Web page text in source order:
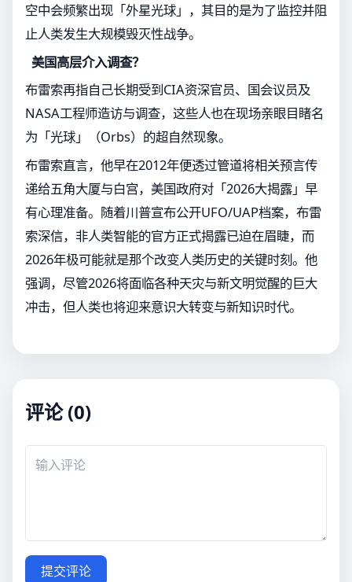
空中会频繁出现「外星光球」，其目的是为了监控并阻
止人类发生大规模毁灭性战争。
美国高层介入调查？
布雷索再指自己长期受到CIA资深官员、国会议员及
NASA工程师造访与调查，这些人也在现场亲眼目睹名
为「光球」（Orbs）的超自然现象。
布雷索直言，他早在2012年便透过管道将相关预言传
递给五角大厦与白宫，美国政府对「2026大揭露」早
有心理准备。随着川普宣布公开UFO/UAP档案，布雷
索深信，非人类智能的官方正式揭露已迫在眉睫，而
2026年极可能就是那个改变人类历史的关键时刻。他
强调，尽管2026将面临各种天灾与新文明觉醒的巨大
冲击，但人类也将迎来意识大转变与新知识时代。
评论 (0)
提交评论